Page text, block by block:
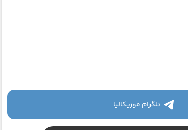
تلگرام موزیکالیا